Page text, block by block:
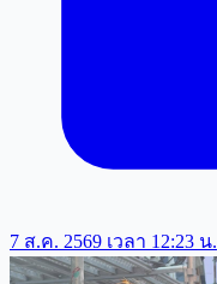
7 ส.ค. 2569 เวลา 12:23 น.